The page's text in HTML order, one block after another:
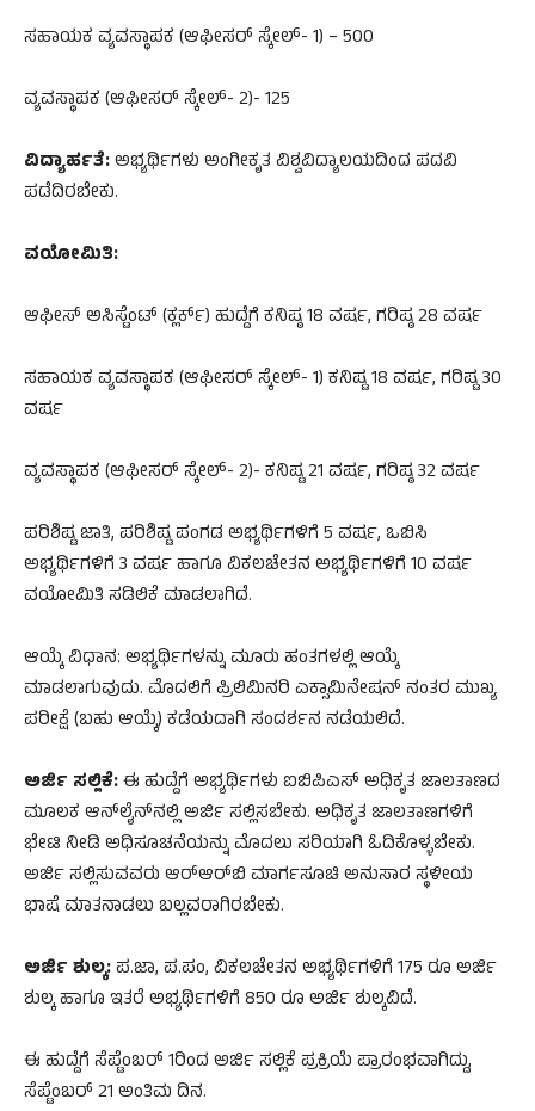
ಸಹಾಯಕ ವ್ಯವಸ್ಥಾಪಕ (ಆಫೀಸರ್​ ಸ್ಕೇಲ್​- 1) – 500
ವ್ಯವಸ್ಥಾಪಕ (ಆಫೀಸರ್​ ಸ್ಕೇಲ್​- 2)- 125
ವಿದ್ಯಾರ್ಹತೆ:ಅಭ್ಯರ್ಥಿಗಳು ಅಂಗೀಕೃತ ವಿಶ್ವವಿದ್ಯಾಲಯದಿಂದ ಪದವಿ
ಪಡೆದಿರಬೇಕು.
ವಯೋಮಿತಿ:
ಆಫೀಸ್​ ಅಸಿಸ್ಟೆಂಟ್​ (ಕ್ಲರ್ಕ್) ಹುದ್ದೆಗೆ ಕನಿಷ್ಠ 18 ವರ್ಷ, ಗರಿಷ್ಠ 28 ವರ್ಷ
ಸಹಾಯಕ ವ್ಯವಸ್ಥಾಪಕ (ಆಫೀಸರ್​ ಸ್ಕೇಲ್​- 1) ಕನಿಷ್ಟ 18 ವರ್ಷ, ಗರಿಷ್ಟ 30
ವರ್ಷ
ವ್ಯವಸ್ಥಾಪಕ (ಆಫೀಸರ್​ ಸ್ಕೇಲ್​- 2)- ಕನಿಷ್ಟ 21 ವರ್ಷ, ಗರಿಷ್ಠ 32 ವರ್ಷ
ಪರಿಶಿಷ್ಟ ಜಾತಿ, ಪರಿಶಿಷ್ಟ ಪಂಗಡ ಅಭ್ಯರ್ಥಿಗಳಿಗೆ 5 ವರ್ಷ, ಒಬಿಸಿ
ಅಭ್ಯರ್ಥಿಗಳಿಗೆ 3 ವರ್ಷ ಹಾಗೂ ವಿಕಲಚೇತನ ಅಭ್ಯರ್ಥಿಗಳಿಗೆ 10 ವರ್ಷ
ವಯೋಮಿತಿ ಸಡಿಲಿಕೆ ಮಾಡಲಾಗಿದೆ.
ಆಯ್ಕೆ ವಿಧಾನ: ಅಭ್ಯರ್ಥಿಗಳನ್ನು ಮೂರು ಹಂತಗಳಲ್ಲಿ ಆಯ್ಕೆ
ಮಾಡಲಾಗುವುದು. ಮೊದಲಿಗೆ ಪ್ರಿಲಿಮಿನರಿ ಎಕ್ಸಾಮಿನೇಷನ್​ ನಂತರ ಮುಖ್ಯ
ಪರೀಕ್ಷೆ (ಬಹು ಆಯ್ಕೆ) ಕಡೆಯದಾಗಿ ಸಂದರ್ಶನ ನಡೆಯಲಿದೆ.
ಅರ್ಜಿ ಸಲ್ಲಿಕೆ:ಈ ಹುದ್ದೆಗೆ ಅಭ್ಯರ್ಥಿಗಳು ಐಬಿಪಿಎಸ್​ ಅಧಿಕೃತ ಜಾಲತಾಣದ
ಮೂಲಕ ಆನ್​ಲೈನ್​ನಲ್ಲಿ ಅರ್ಜಿ ಸಲ್ಲಿಸಬೇಕು. ಅಧಿಕೃತ ಜಾಲತಾಣಗಳಿಗೆ
ಭೇಟಿ ನೀಡಿ ಅಧಿಸೂಚನೆಯನ್ನು ಮೊದಲು ಸರಿಯಾಗಿ ಓದಿಕೊಳ್ಳಬೇಕು.
ಅರ್ಜಿ ಸಲ್ಲಿಸುವವರು ಆರ್​ಆರ್​ಬಿ ಮಾರ್ಗಸೂಚಿ ಅನುಸಾರ ಸ್ಥಳೀಯ
ಭಾಷೆ ಮಾತನಾಡಲು ಬಲ್ಲವರಾಗಿರಬೇಕು.
ಅರ್ಜಿ ಶುಲ್ಕ:ಪ.ಜಾ, ಪ.ಪಂ, ವಿಕಲಚೇತನ ಅಭ್ಯರ್ಥಿಗಳಿಗೆ 175 ರೂ ಅರ್ಜಿ
ಶುಲ್ಕ ಹಾಗೂ ಇತರೆ ಅಭ್ಯರ್ಥಿಗಳಿಗೆ 850 ರೂ ಅರ್ಜಿ ಶುಲ್ಕವಿದೆ.
ಈ ಹುದ್ದೆಗೆ ಸೆಪ್ಟೆಂಬರ್​ 1ರಿಂದ ಅರ್ಜಿ ಸಲ್ಲಿಕೆ ಪ್ರಕ್ರಿಯೆ ಪ್ರಾರಂಭವಾಗಿದ್ದು,
ಸೆಪ್ಟೆಂಬರ್ 21 ಅಂತಿಮ ದಿನ.